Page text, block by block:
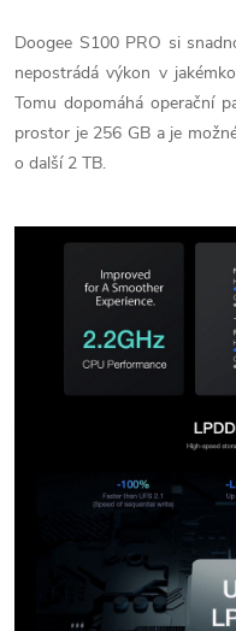
Doogee S100 PRO si
nepostrádá výkon v
Tomu dopomáhá operační
prostor je 256 GB a je
o další 2 TB.